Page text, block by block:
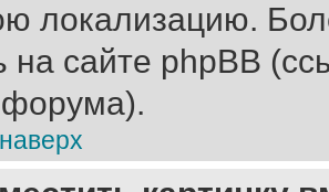
локализацию.
на сайте phpBB